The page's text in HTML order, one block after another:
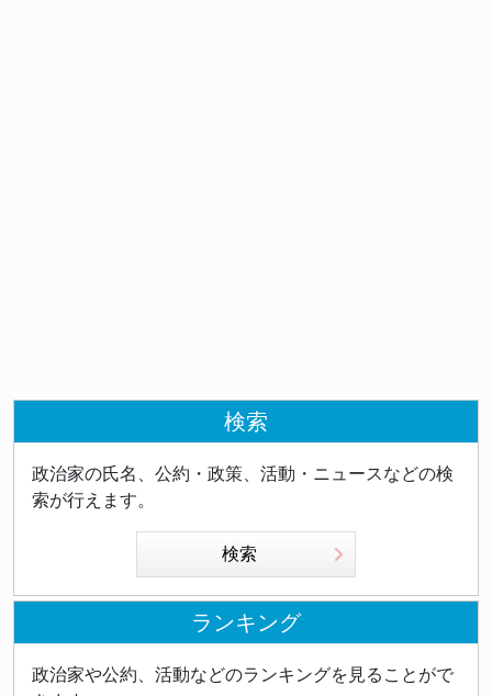
検索
政治家の氏名、公約・政策、活動・ニュースなどの検
索が行えます。
検索
ランキング
政治家や公約、活動などのランキングを見ることがで